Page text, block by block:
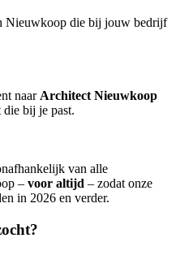
Nieuwkoop die bij jouw bedrijf
naar Architect Nieuwkoop
die bij je past.
van alle
– voor altijd – zodat onze
in 2026 en verder.